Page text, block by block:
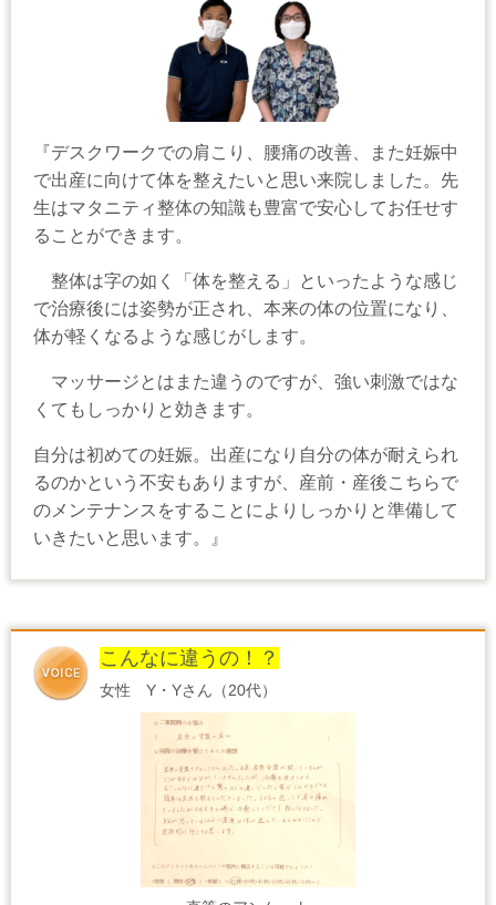
『デスクワークでの肩こり、腰痛の改善、また妊娠中
で出産に向けて体を整えたいと思い来院しました。先
生はマタニティ整体の知識も豊富で安心してお任せす
ることができます。
整体は字の如く「体を整える」といったような感じ
で治療後には姿勢が正され、本来の体の位置になり、
体が軽くなるような感じがします。
マッサージとはまた違うのですが、強い刺激ではな
くてもしっかりと効きます。
自分は初めての妊娠。出産になり自分の体が耐えられ
るのかという不安もありますが、産前・産後こちらで
のメンテナンスをすることによりしっかりと準備して
いきたいと思います。』
こんなに違うの！？
女性 Y・Yさん（20代）